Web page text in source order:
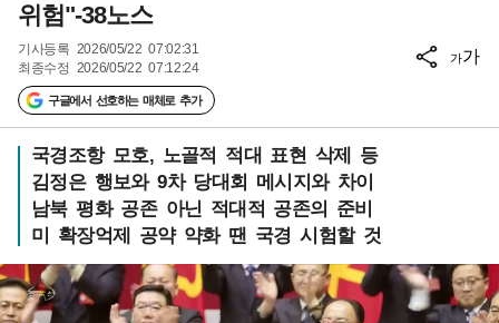
위험"-38노스
기사등록 2026/05/22 07:02:31
최종수정 2026/05/22 07:12:24
구글에서 선호하는 매체로 추가
가가
국경조항 모호, 노골적 적대 표현 삭제 등
김정은 행보와 9차 당대회 메시지와 차이
남북 평화 공존 아닌 적대적 공존의 준비
미 확장억제 공약 약화 땐 국경 시험할 것